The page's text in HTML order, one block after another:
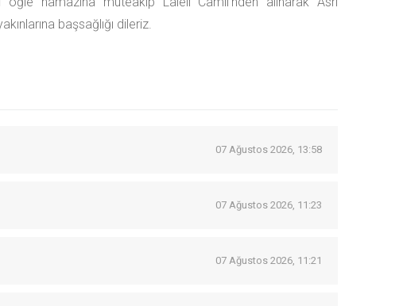
başsağlığı dileriz.
07 Ağustos 2026, 13:58
07 Ağustos 2026, 11:23
07 Ağustos 2026, 11:21